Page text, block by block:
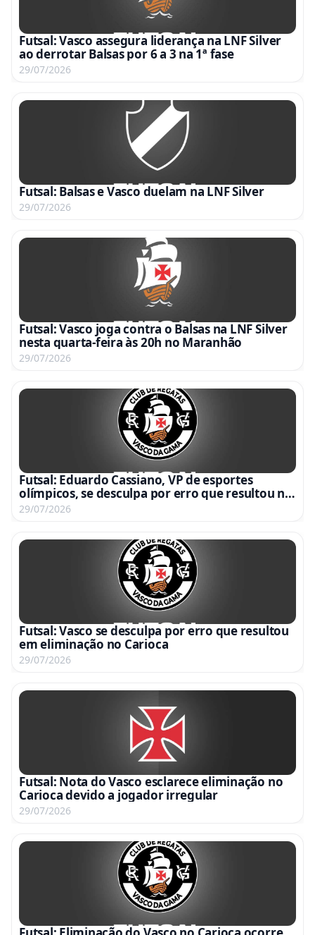
Futsal: Vasco assegura liderança na LNF Silver
ao derrotar Balsas por 6 a 3 na 1ª fase
29/07/2026
Futsal: Balsas e Vasco duelam na LNF Silver
29/07/2026
Futsal: Vasco joga contra o Balsas na LNF Silver
nesta quarta-feira às 20h no Maranhão
29/07/2026
Futsal: Eduardo Cassiano, VP de esportes
olímpicos, se desculpa por erro que resultou na
eliminação do Vasco no Carioca
29/07/2026
Futsal: Vasco se desculpa por erro que resultou
em eliminação no Carioca
29/07/2026
Futsal: Nota do Vasco esclarece eliminação no
Carioca devido a jogador irregular
29/07/2026